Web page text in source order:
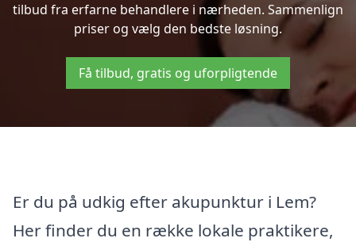
tilbud fra erfarne behandlere i nærheden. Sammenlign
priser og vælg den bedste løsning.
Få tilbud, gratis og uforpligtende
Er du på udkig efter akupunktur i Lem?
Her finder du en række lokale praktikere,